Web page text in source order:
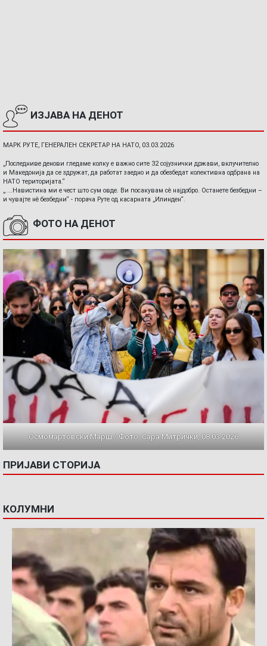
ИЗЈАВА НА ДЕНОТ
МАРК РУТЕ, ГЕНЕРАЛЕН СЕКРЕТАР НА НАТО, 03.03.2026
„Последниве денови гледаме колку е важно сите 32 сојузнички држави, вклучително
и Македонија да се здружат, да работат заедно и да обезбедат колективна одбрана на
НАТО територијата.“
„ ...Навистина ми е чест што сум овде. Ви посакувам сè најдобро. Останете безбедни –
и чувајте нè безбедни“ - порача Руте од касарната „Илинден“.
ФОТО НА ДЕНОТ
Осмомартовски Марш / Фото: Сара Митрички, 08.03.2026
ПРИЈАВИ СТОРИЈА
КОЛУМНИ